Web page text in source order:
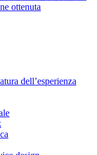
ottenuta
dell’esperienza